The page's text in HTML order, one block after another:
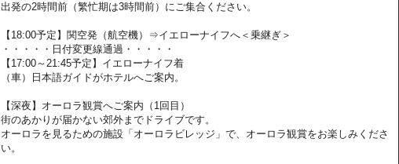
出発の2時間前（繁忙期は3時間前）にご集合ください。
【18:00予定】関空発（航空機）⇒イエローナイフへ＜乗継ぎ＞
・・・・・日付変更線通過・・・・・
【17:00～21:45予定】イエローナイフ着
（車）日本語ガイドがホテルへご案内。
【深夜】オーロラ観賞へご案内（1回目）
街のあかりが届かない郊外までドライブです。
オーロラを見るための施設「オーロラビレッジ」で、オーロラ観賞をお楽しみくださ
い。